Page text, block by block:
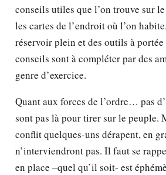
conseils utiles que l’on trouve sur
les cartes de l’endroit où l’on
réservoir plein et des outils à portée
conseils sont à compléter par des
genre d’exercice.
Quant aux forces de l’ordre… pas
sont pas là pour tirer sur le peuple.
conflit quelques-uns dérapent, en
n’interviendront pas. Il faut se
en place –quel qu’il soit- est